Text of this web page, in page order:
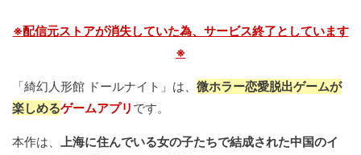
※配信元ストアが消失していた為、サービス終了としています
※
「綺幻人形館 ドールナイト」は、 微ホラー恋愛脱出ゲームが
楽しめるゲームアプリ です。
本作は、 上海に住んでいる女の子たちで結成された中国のイ